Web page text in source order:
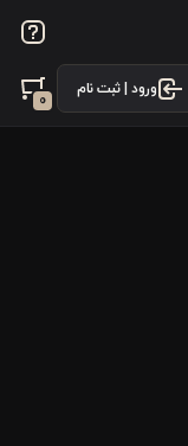
ورود | ثبت نام
0